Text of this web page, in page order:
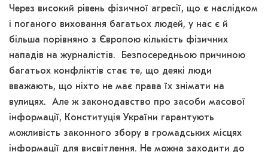
Через високий рівень фізичної агресії, що є наслідком
і поганого виховання багатьох людей, у нас є й
більша порівняно з Європою кількість фізичних
нападів на журналістів. Безпосередньою причиною
багатьох конфліктів стає те, що деякі люди
вважають, що ніхто не має права їх знімати на
вулицях. Але ж законодавство про засоби масової
інформації, Конституція України гарантують
можливість законного збору в громадських місцях
інформації для висвітлення. Не можна заходити до